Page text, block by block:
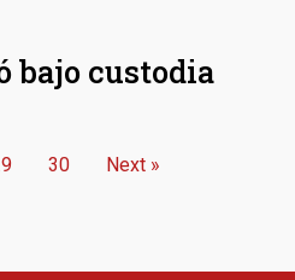
bajo custodia
30 Next »